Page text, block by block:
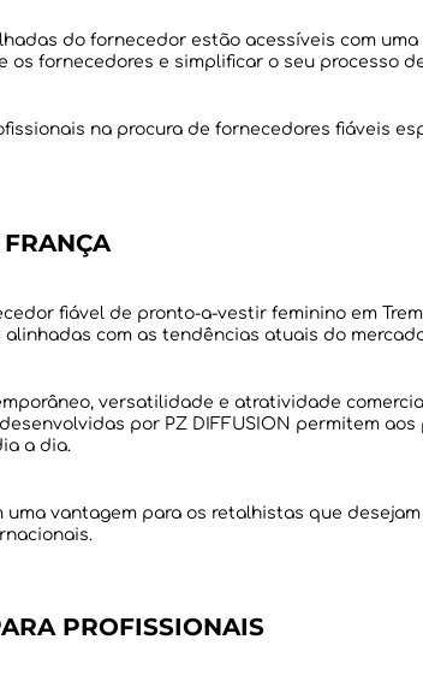
do fornecedor estão acessíveis com
na procura de fornecedores fiáveis
fiável de pronto-a-vestir feminino em
versatilidade e atratividade
por PZ DIFFUSION permitem
vantagem para os retalhistas que
PROFISSIONAIS